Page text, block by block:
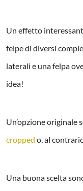
Un effetto
felpe di diversi
laterali e una felpa
idea!
Un’opzione originale
cropped o, al
Una buona scelta